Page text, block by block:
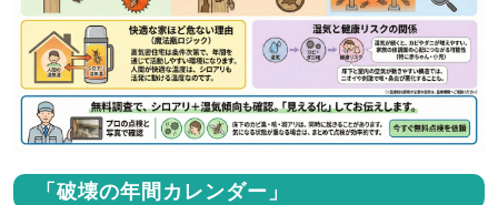
「破壊の年間カレンダー」